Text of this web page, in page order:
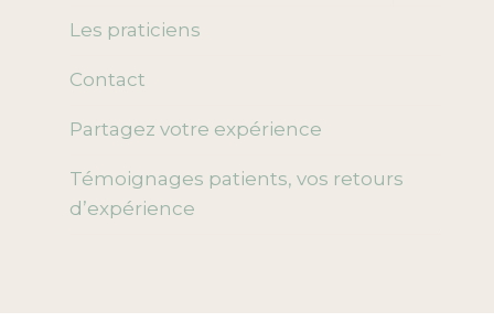
Les praticiens
Contact
Partagez votre expérience
Témoignages patients, vos retours
d’expérience